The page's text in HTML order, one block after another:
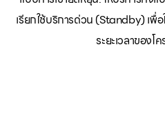
เรียกใช้บริการด่วน (Standby) เ
ระยะเวลาของโ